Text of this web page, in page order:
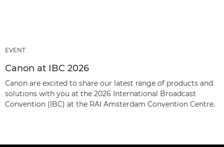
EVENT
Canon at IBC 2026
Canon are excited to share our latest range of products and
solutions with you at the 2026 International Broadcast
Convention (IBC) at the RAI Amsterdam Convention Centre.